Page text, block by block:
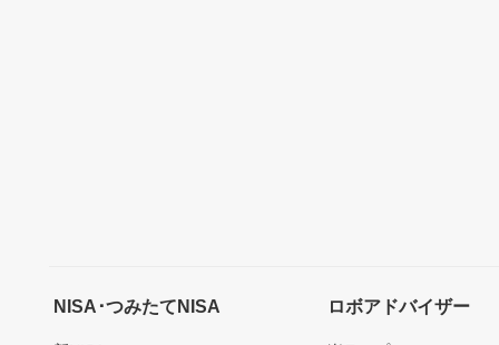
NISA･つみたてNISA ロボアドバイザー